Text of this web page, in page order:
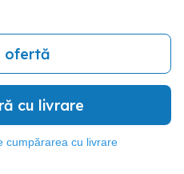
ofertă
cu livrare
cumpărarea cu livrare